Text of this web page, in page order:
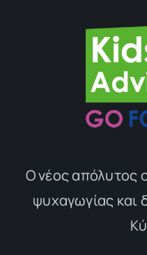
Ο νέος απόλυτος
ψυχαγωγίας και